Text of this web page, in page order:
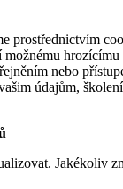
prostřednictvím
nebo
údajům,
Jakékoliv